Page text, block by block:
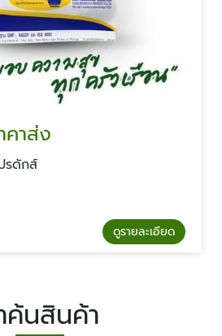
คาส่ง
รดักส์
ดูรายละเอียด
ค้นสินค้า